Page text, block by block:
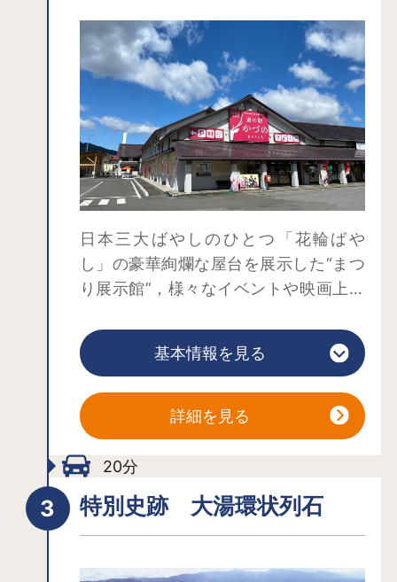
は、当時の人々が長期間にわたって安
定した定住生活を示す具体的な物証で
あり、周辺の自然環境と共存しながら
一体となった計画的土地利用を段階的
に跡付けることができる顕著な事例で
す。
日本三大ばやしのひとつ「花輪ばや
し」の豪華絢爛な屋台を展示した“まつ
り展示館”，様々なイベントや映画上映
統に培われた食品（きりたんぽ，南部
せんべい，しそ巻き大根）や工芸（山
を間近で見れる“手作り体験館”のほか，
観光物産プラザ，レストランからなる
施設。道の駅でもある。
基本情報を見る
詳細を見る
20分
特別史跡 大湯環状列石